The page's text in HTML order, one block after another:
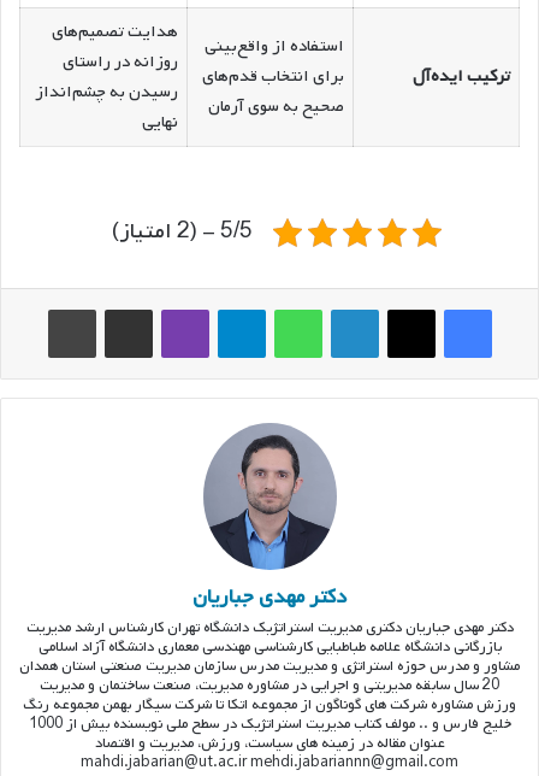
ترکیب ایده‌آل
استفاده از واقع‌بینی
برای انتخاب قدم‌های
صحیح به سوی آرمان
هدایت تصمیم‌های
روزانه در راستای
رسیدن به چشم‌انداز
نهایی
5/5 - (2 امتیاز)
فیس بوک ایکس لینکدین واتس آپ تلگرام وایبر اشتراک گذاری از طریق ایمیل چاپ
دکتر مهدی جباریان
دکتر مهدی جباریان دکتری مدیریت استراتژیک دانشگاه تهران کارشناس ارشد مدیریت
بازرگانی دانشگاه علامه طباطبایی کارشناسی مهندسی معماری دانشگاه آزاد اسلامی
مشاور و مدرس حوزه استراتژی و مدیریت مدرس سازمان مدیریت صنعتی استان همدان
20 سال سابقه مدیریتی و اجرایی در مشاوره مدیریت، صنعت ساختمان و مدیریت
ورزش مشاوره شرکت های گوناگون از مجموعه اتکا تا شرکت سیگار بهمن مجموعه رنگ
خلیج فارس و .. مولف کتاب مدیریت استراتژیک در سطح ملی نویسنده بیش از 1000
عنوان مقاله در زمینه های سیاست، ورزش، مدیریت و اقتصاد
mahdi.jabarian@ut.ac.ir mehdi.jabariannn@gmail.com